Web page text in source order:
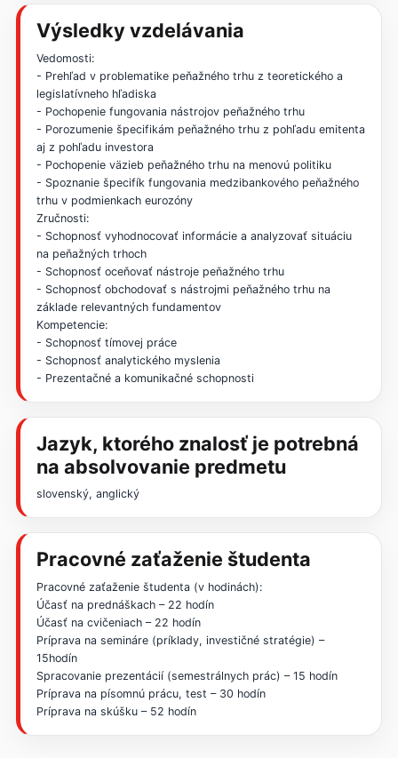
Výsledky vzdelávania
Vedomosti:
- Prehľad v problematike peňažného trhu z teoretického a
legislatívneho hľadiska
- Pochopenie fungovania nástrojov peňažného trhu
- Porozumenie špecifikám peňažného trhu z pohľadu emitenta
aj z pohľadu investora
- Pochopenie väzieb peňažného trhu na menovú politiku
- Spoznanie špecifík fungovania medzibankového peňažného
trhu v podmienkach eurozóny
Zručnosti:
- Schopnosť vyhodnocovať informácie a analyzovať situáciu
na peňažných trhoch
- Schopnosť oceňovať nástroje peňažného trhu
- Schopnosť obchodovať s nástrojmi peňažného trhu na
základe relevantných fundamentov
Kompetencie:
- Schopnosť tímovej práce
- Schopnosť analytického myslenia
- Prezentačné a komunikačné schopnosti
Jazyk, ktorého znalosť je potrebná
na absolvovanie predmetu
slovenský, anglický
Pracovné zaťaženie študenta
Pracovné zaťaženie študenta (v hodinách):
Účasť na prednáškach – 22 hodín
Účasť na cvičeniach – 22 hodín
Príprava na semináre (príklady, investičné stratégie) –
15hodín
Spracovanie prezentácií (semestrálnych prác) – 15 hodín
Príprava na písomnú prácu, test – 30 hodín
Príprava na skúšku – 52 hodín